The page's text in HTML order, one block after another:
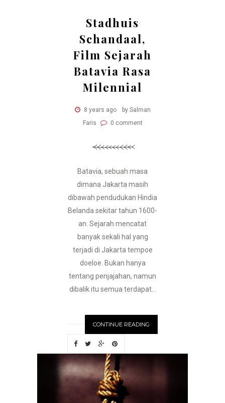
Stadhuis
Schandaal,
Film Sejarah
Batavia Rasa
Milennial
8 years ago
by Salman
Faris
0 comment
Batavia, sebuah masa
dimana Jakarta masih
dibawah pendudukan Hindia
Belanda sekitar tahun 1600-
an. Sejarah mencatat
banyak sekali hal yang
terjadi di Jakarta tempoe
doeloe. Bukan hanya
tentang penjajahan, namun
dibalik itu semua terdapat...
CONTINUE READING